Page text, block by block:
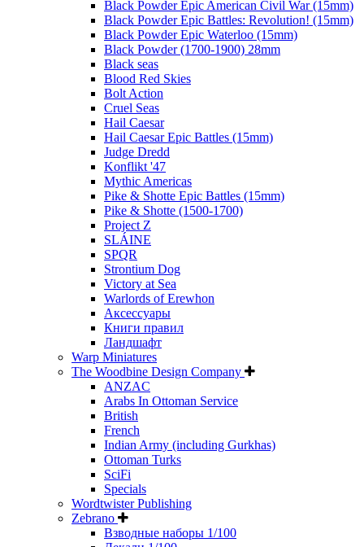
Black Powder Epic American Civil War (15mm)
Black Powder Epic Battles: Revolution! (15mm)
Black Powder Epic Waterloo (15mm)
Black Powder (1700-1900) 28mm
Black seas
Blood Red Skies
Bolt Action
Cruel Seas
Hail Caesar
Hail Caesar Epic Battles (15mm)
Judge Dredd
Konflikt '47
Mythic Americas
Pike & Shotte Epic Battles (15mm)
Pike & Shotte (1500-1700)
Project Z
SLÁINE
SPQR
Strontium Dog
Victory at Sea
Warlords of Erewhon
Аксессуары
Книги правил
Ландшафт
Warp Miniatures
The Woodbine Design Company
ANZAC
Arabs In Ottoman Service
British
French
Indian Army (including Gurkhas)
Ottoman Turks
SciFi
Specials
Wordtwister Publishing
Zebrano
Взводные наборы 1/100